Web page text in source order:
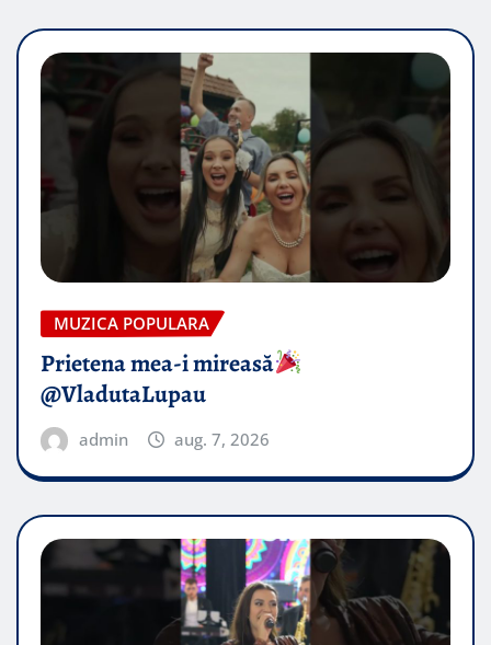
MUZICA POPULARA
Prietena mea-i mireasă​
@VladutaLupau
admin aug. 7, 2026